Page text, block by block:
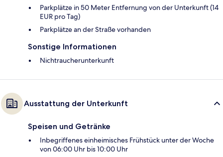
Parkplätze in 50 Meter Entfernung von der Unterkunft (14
EUR pro Tag)
Parkplätze an der Straße vorhanden
Sonstige Informationen
Nichtraucherunterkunft
Ausstattung der Unterkunft
Speisen und Getränke
Inbegriffenes einheimisches Frühstück unter der Woche
von 06:00 Uhr bis 10:00 Uhr